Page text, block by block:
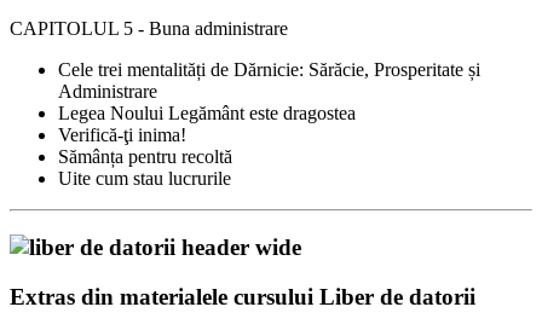
CAPITOLUL 5 - Buna administrare
Cele trei mentalități de Dărnicie: Sărăcie, Prosperitate și
Administrare
Legea Noului Legământ este dragostea
Verifică-ţi inima!
Sămânța pentru recoltă
Uite cum stau lucrurile
Extras din materialele cursului Liber de datorii